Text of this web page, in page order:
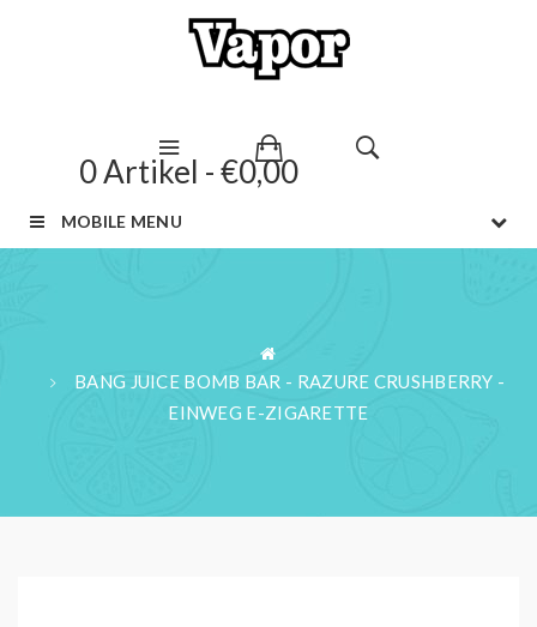
0 Artikel - €0,00
MOBILE MENU
BANG JUICE BOMB BAR - RAZURE CRUSHBERRY -
EINWEG E-ZIGARETTE